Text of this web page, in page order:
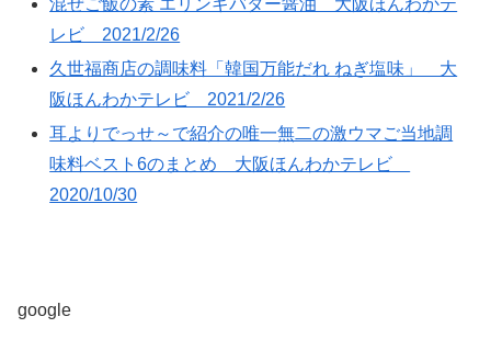
レビ 2021/2/26
久世福商店の調味料「韓国万能だれ ねぎ塩味」 大
阪ほんわかテレビ 2021/2/26
耳よりでっせ～で紹介の唯一無二の激ウマご当地調
味料ベスト6のまとめ 大阪ほんわかテレビ
2020/10/30
google